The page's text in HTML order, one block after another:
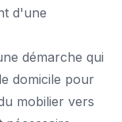
d'une
démarche qui
domicile pour
mobilier vers